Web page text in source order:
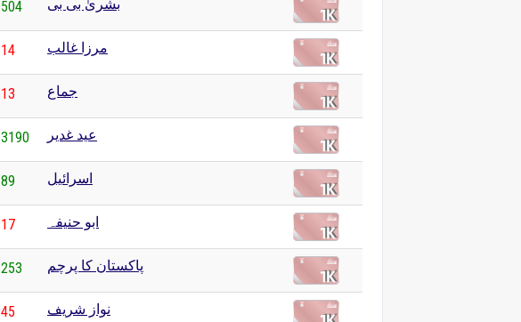
504 بشریٰ بی بی
14 مرزا غالب
13 جماع
3190 عید غدیر
89 اسرائیل
17 ابو حنیفہ
253 پاکستان کا پرچم
45 نواز شریف